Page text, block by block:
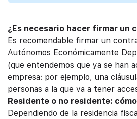
¿Es necesario hacer firmar un
Es recomendable firmar un
Autónomos Económicamente
(que entendemos que ya se han
empresa: por ejemplo, una
personas a la que va a tener
Residente o no residente:
Dependiendo de la residencia